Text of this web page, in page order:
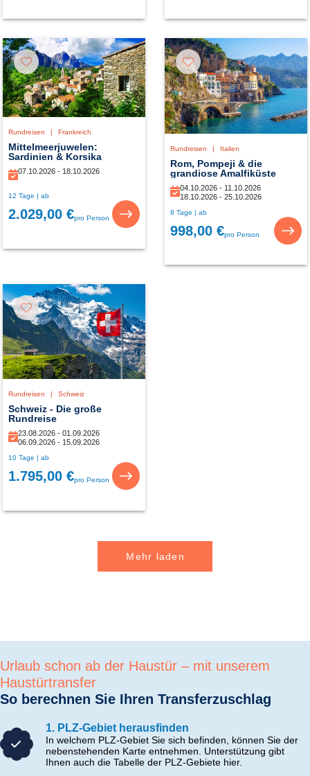
Rundreisen | Frankreich
Mittelmeerjuwelen:
Sardinien & Korsika
07.10.2026 - 18.10.2026
12 Tage | ab
2.029,00 €pro Person
Rundreisen | Italien
Rom, Pompeji & die
grandiose Amalfiküste
04.10.2026 - 11.10.2026
18.10.2026 - 25.10.2026
8 Tage | ab
998,00 €pro Person
Rundreisen | Schweiz
Schweiz - Die große
Rundreise
23.08.2026 - 01.09.2026
06.09.2026 - 15.09.2026
10 Tage | ab
1.795,00 €pro Person
Mehr laden
Urlaub schon ab der Haustür – mit unserem
Haustürtransfer
So berechnen Sie Ihren Transferzuschlag
1. PLZ-Gebiet herausfinden
In welchem PLZ-Gebiet Sie sich befinden, können Sie der
nebenstehenden Karte entnehmen. Unterstützung gibt
Ihnen auch die Tabelle der PLZ-Gebiete hier.